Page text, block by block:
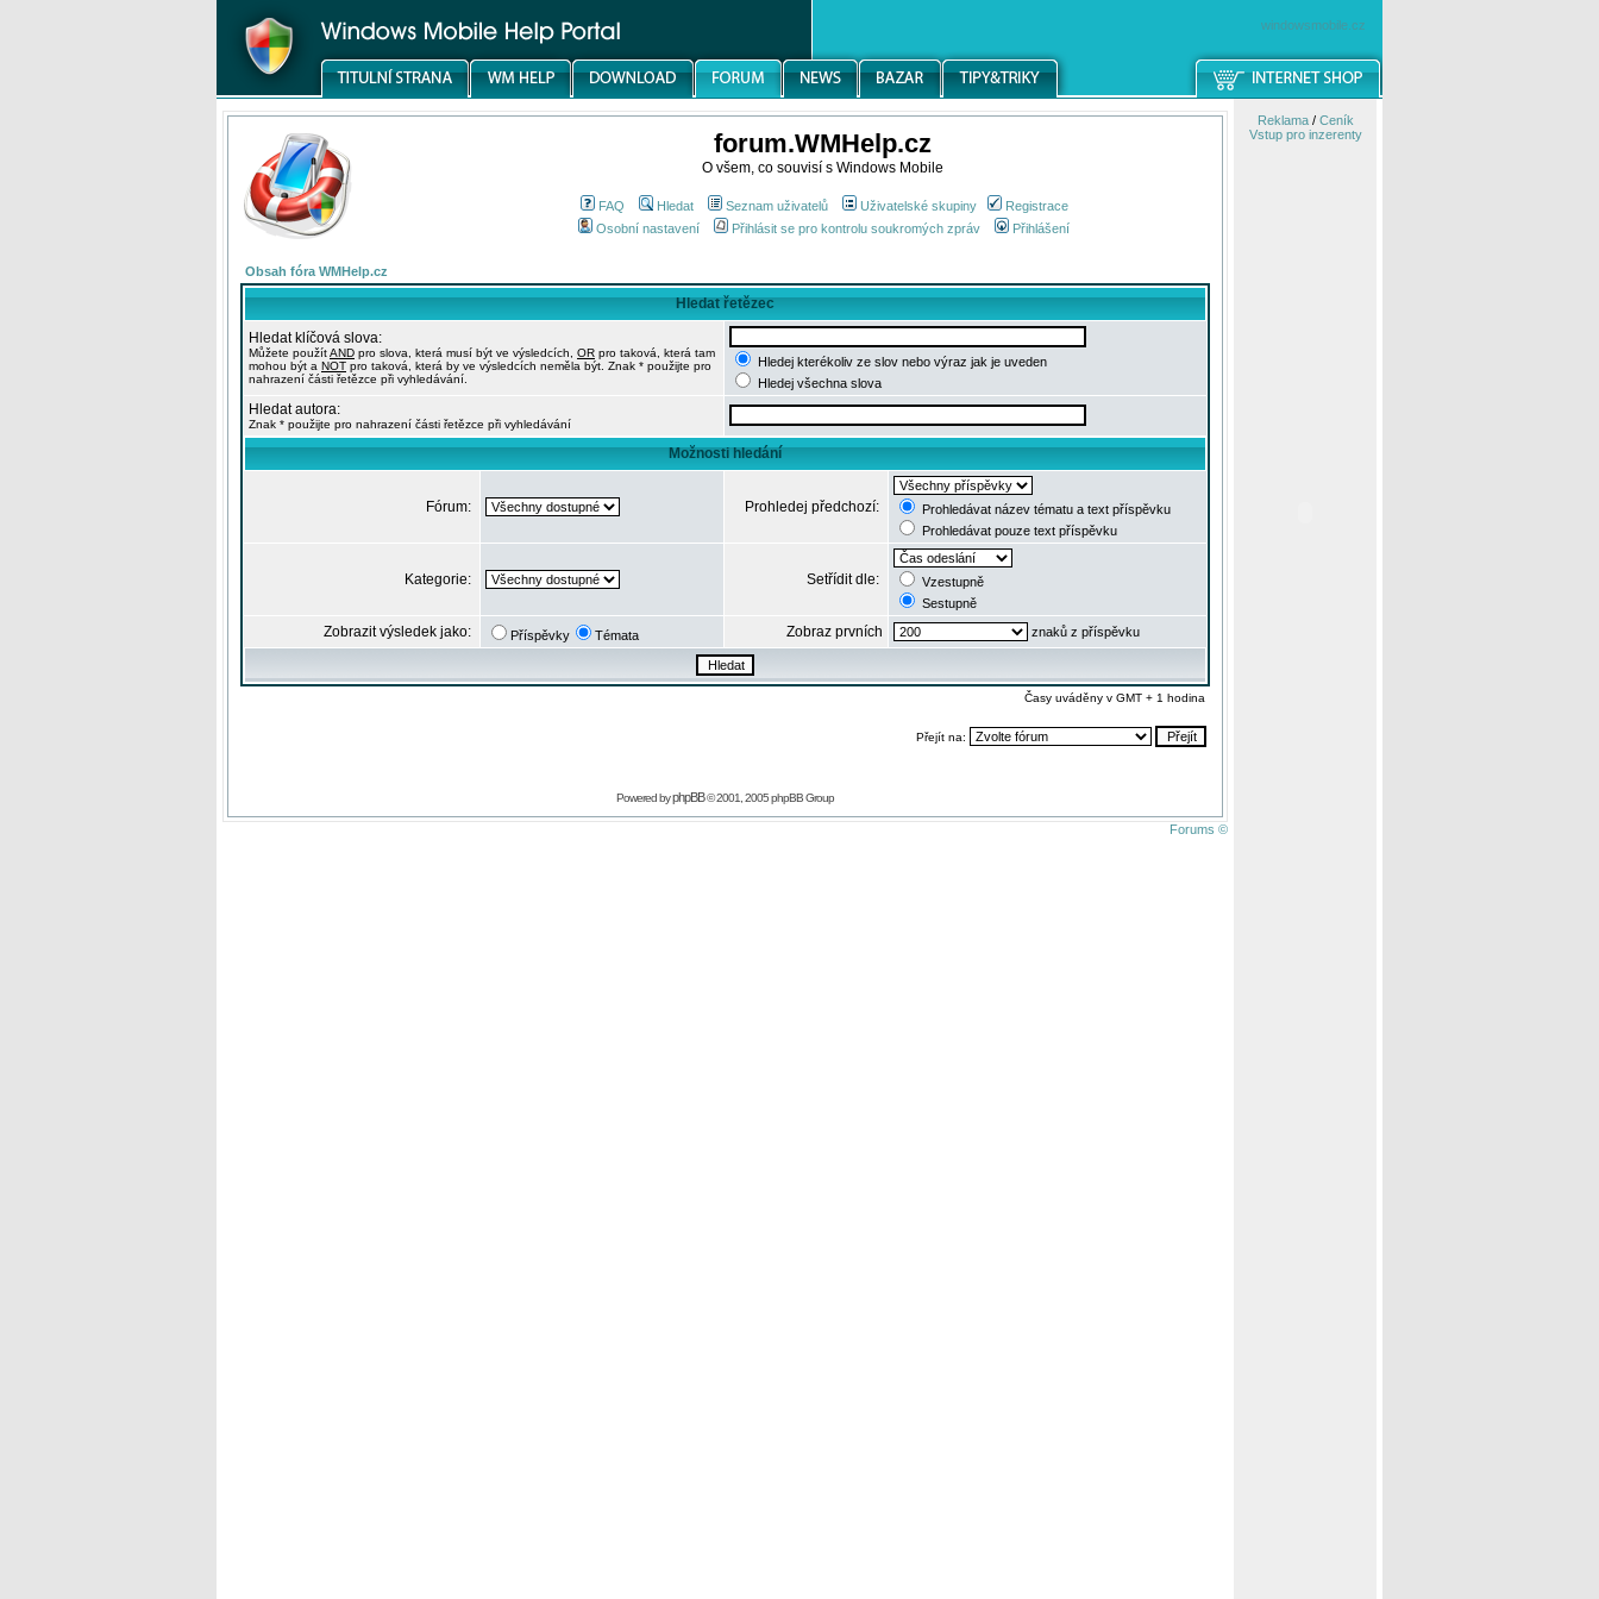
windowsmobile.cz
forum.WMHelp.cz
O všem, co souvisí s Windows Mobile
FAQ Hledat Seznam uživatelů Uživatelské skupiny
Registrace
Osobní nastavení
Přihlásit se pro kontrolu soukromých zpráv Přihlášení
Obsah fóra WMHelp.cz
Hledat řetězec
Hledat klíčová slova:
Můžete použítAND pro slova, která musí být ve výsledcích, OR pro taková, která tam
mohou být a NOT pro taková, která by ve výsledcích neměla být. Znak * použijte pro
nahrazení části řetězce při vyhledávání.
Hledej kterékoliv ze slov nebo výraz jak je uveden
Hledej všechna slova
Hledat autora:
Znak * použijte pro nahrazení části řetězce při vyhledávání
Možnosti hledání
Fórum: Prohledej předchozí:
Prohledávat název tématu a text příspěvku
Prohledávat pouze text příspěvku
Kategorie: Setřídit dle:
Vzestupně
Sestupně
Zobrazit výsledek jako: Příspěvky Témata Zobraz prvních znaků z příspěvku
Časy uváděny v GMT + 1 hodina
Přejít na:
Powered byphpBB© 2001, 2005 phpBB Group
Forums ©
Reklama/ Ceník
Vstup pro inzerenty